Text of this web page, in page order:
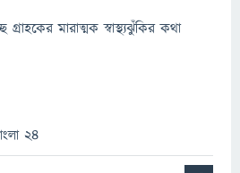
মারাত্মক স্বাস্থ্যঝুঁকির কথা
২৪